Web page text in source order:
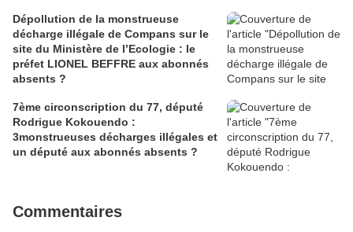
Dépollution de la monstrueuse
décharge illégale de Compans sur le
site du Ministère de l’Ecologie : le
préfet LIONEL BEFFRE aux abonnés
absents ?
7ème circonscription du 77, député
Rodrigue Kokouendo :
3monstrueuses décharges illégales et
un député aux abonnés absents ?
Commentaires